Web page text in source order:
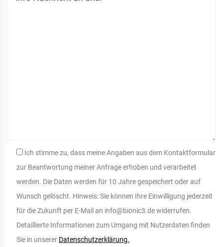
Ich stimme zu, dass meine Angaben aus dem Kontaktformular
zur Beantwortung meiner Anfrage erhoben und verarbeitet
werden. Die Daten werden für 10 Jahre gespeichert oder auf
Wunsch gelöscht. Hinweis: Sie können Ihre Einwilligung jederzeit
für die Zukunft per E-Mail an info@bionic3.de widerrufen.
Detaillierte Informationen zum Umgang mit Nutzerdaten finden
Sie in unserer Datenschutzerklärung.